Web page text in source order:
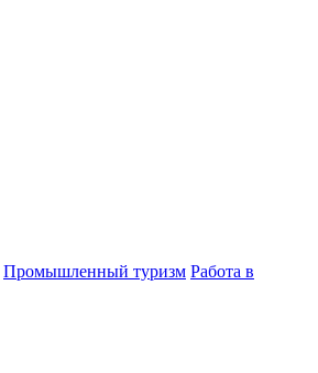
Промышленный туризм Работа в